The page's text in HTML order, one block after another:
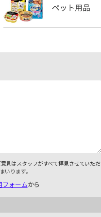
見はスタッフがすべて拝見させていただ
いります。
フォームから